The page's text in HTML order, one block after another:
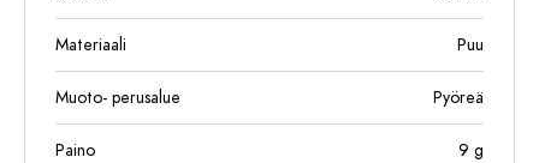
Materiaali Puu
Muoto- perusalue Pyöreä
Paino 9 g